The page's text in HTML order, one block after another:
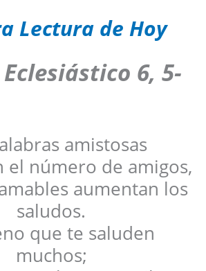
Lectura de Hoy
6, 5-
amistosas
el número de amigos,
aumentan los
saludos.
que te saluden
muchos;